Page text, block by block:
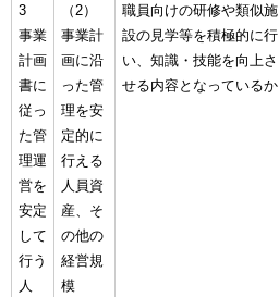
3
事業
計画
書に
従っ
た管
理運
営を
安定
して
行う
人
（2）
事業計
画に沿
った管
理を安
定的に
行える
人員資
産、そ
の他の
経営規
模
職員向けの研修や類似施
設の見学等を積極的に行
い、知識・技能を向上さ
せる内容となっているか